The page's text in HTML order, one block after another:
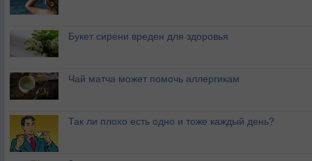
Букет сирени вреден для здоровья
Чай матча может помочь аллергикам
Так ли плохо есть одно и тоже каждый день?